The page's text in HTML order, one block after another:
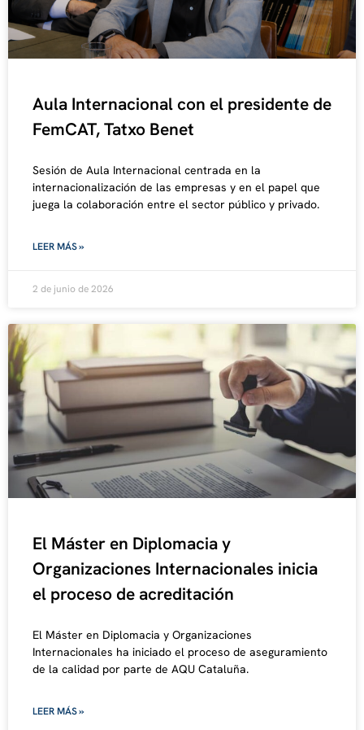
Aula Internacional con el presidente de
FemCAT, Tatxo Benet
Sesión de Aula Internacional centrada en la
internacionalización de las empresas y en el papel que
juega la colaboración entre el sector público y privado.
LEER MÁS »
2 de junio de 2026
El Máster en Diplomacia y
Organizaciones Internacionales inicia
el proceso de acreditación
El Máster en Diplomacia y Organizaciones
Internacionales ha iniciado el proceso de aseguramiento
de la calidad por parte de AQU Cataluña.
LEER MÁS »